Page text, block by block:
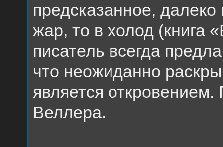
предсказанное, далеко
жар, то в холод (книга
писатель всегда
что неожиданно
является
Веллера.